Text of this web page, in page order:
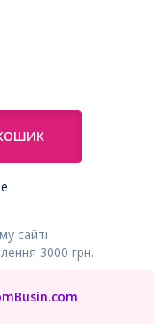
сайті
3000 грн.